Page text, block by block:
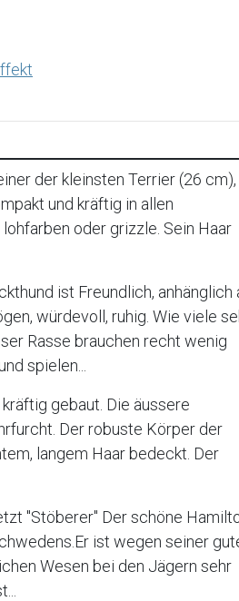
der kleinsten Terrier (26 cm),
und kräftig in allen
oder grizzle. Sein Haar
ist Freundlich, anhänglich
würdevoll, ruhig. Wie viele
Rasse brauchen recht wenig
spielen...
gebaut. Die äussere
Der robuste Körper der
langem Haar bedeckt. Der
"Stöberer" Der schöne
ist wegen seiner
Wesen bei den Jägern sehr